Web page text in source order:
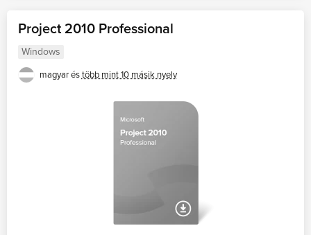
Project 2010 Professional
Windows
magyar éstöbb mint 10 másik nyelv